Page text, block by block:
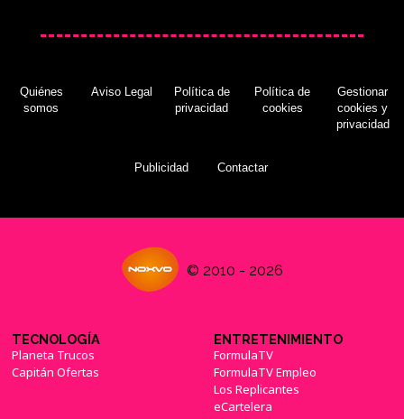
Quiénes
somos
Aviso Legal
Política de
privacidad
Política de
cookies
Gestionar
cookies y
privacidad
Publicidad Contactar
© 2010 - 2026
TECNOLOGÍA
Planeta Trucos
Capitán Ofertas
ENTRETENIMIENTO
FormulaTV
FormulaTV Empleo
Los Replicantes
eCartelera